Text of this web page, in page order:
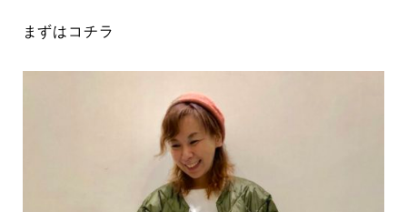
まずはコチラ